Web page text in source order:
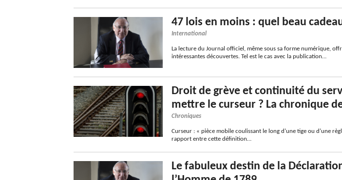
47 lois en moins : quel beau
International
La lecture du Journal officiel, même sous sa forme numérique,
intéressantes découvertes. Tel est le cas avec la publication…
Droit de grève et continuité du
mettre le curseur ? La chronique
Chroniques
Curseur : « pièce mobile coulissant le long d’une tige ou d’une
rapport entre cette définition…
Le fabuleux destin de la